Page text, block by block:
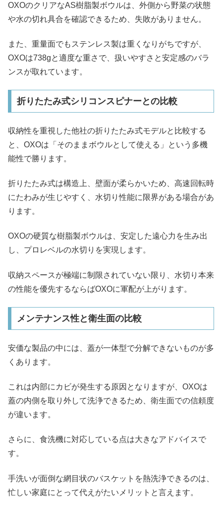
OXOのクリアなAS樹脂製ボウルは、外側から野菜の状態
や水の切れ具合を確認できるため、失敗がありません。
また、重量面でもステンレス製は重くなりがちですが、
OXOは738gと適度な重さで、扱いやすさと安定感のバラ
ンスが取れています。
折りたたみ式シリコンスピナーとの比較
収納性を重視した他社の折りたたみ式モデルと比較する
と、OXOは「そのままボウルとして使える」という多機
能性で勝ります。
折りたたみ式は構造上、壁面が柔らかいため、高速回転時
にたわみが生じやすく、水切り性能に限界がある場合があ
ります。
OXOの硬質な樹脂製ボウルは、安定した遠心力を生み出
し、プロレベルの水切りを実現します。
収納スペースが極端に制限されていない限り、水切り本来
の性能を優先するならばOXOに軍配が上がります。
メンテナンス性と衛生面の比較
安価な製品の中には、蓋が一体型で分解できないものが多
くあります。
これは内部にカビが発生する原因となりますが、OXOは
蓋の内側を取り外して洗浄できるため、衛生面での信頼度
が違います。
さらに、食洗機に対応している点は大きなアドバイスで
す。
手洗いが面倒な網目状のバスケットを熱洗浄できるのは、
忙しい家庭にとって代えがたいメリットと言えます。